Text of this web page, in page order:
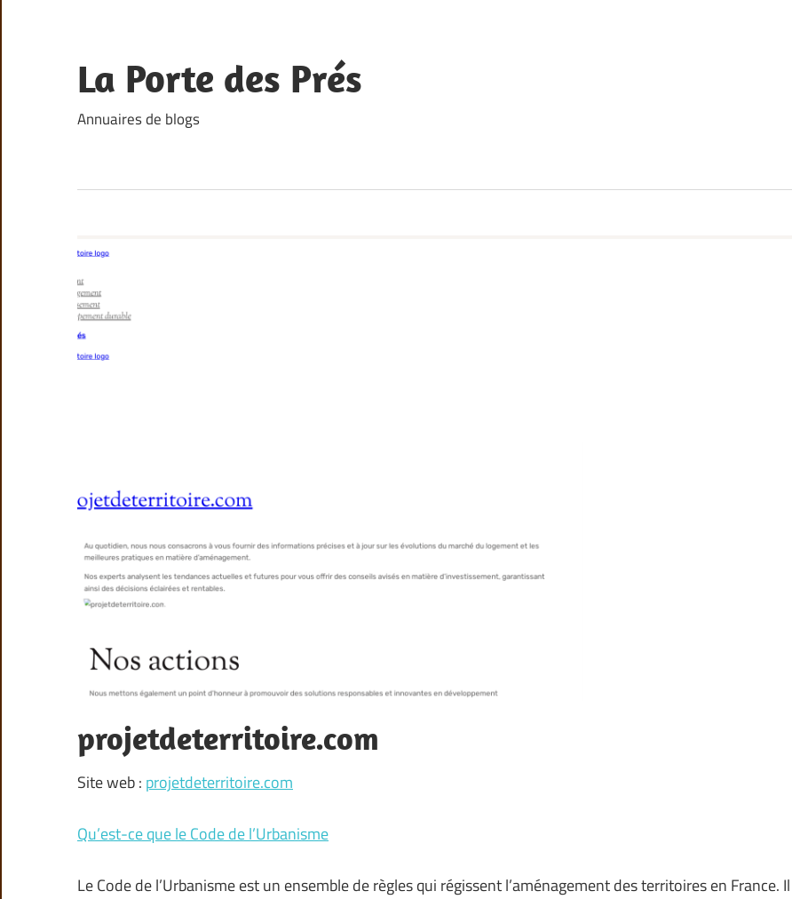
content
La Porte des Prés
Annuaires de blogs
projetdeterritoire.com
Site web : projetdeterritoire.com
Qu’est-ce que le Code de l’Urbanisme
Le Code de l’Urbanisme est un ensemble de règles qui régissent l’aménagement des territoires en France. Il